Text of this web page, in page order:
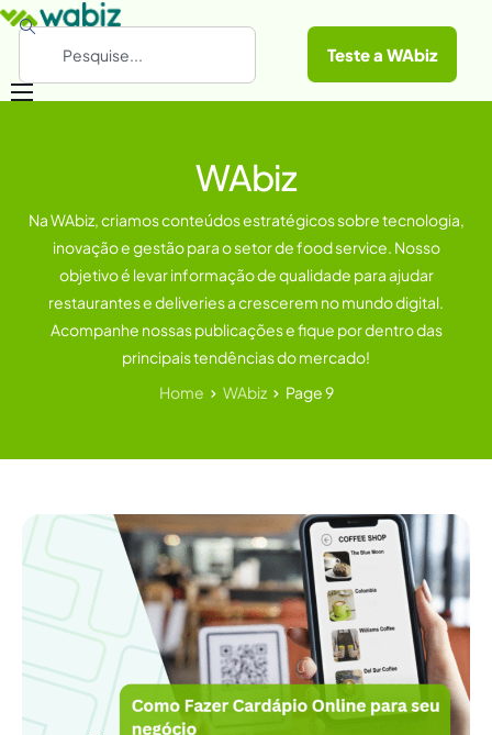
Materiais Gratuitos
Teste a WAbiz
WAbiz
Na WAbiz, criamos conteúdos estratégicos sobre tecnologia,
inovação e gestão para o setor de food service. Nosso
objetivo é levar informação de qualidade para ajudar
restaurantes e deliveries a crescerem no mundo digital.
Acompanhe nossas publicações e fique por dentro das
principais tendências do mercado!
Home
WAbiz Page 9